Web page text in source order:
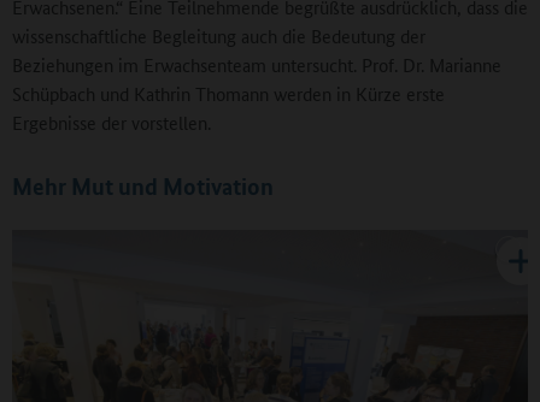
Erwachsenen.“ Eine Teilnehmende begrüßte ausdrücklich, dass die
wissenschaftliche Begleitung auch die Bedeutung der
Beziehungen im Erwachsenteam untersucht. Prof. Dr. Marianne
Schüpbach und Kathrin Thomann werden in Kürze erste
Ergebnisse der vorstellen.
Mehr Mut und Motivation